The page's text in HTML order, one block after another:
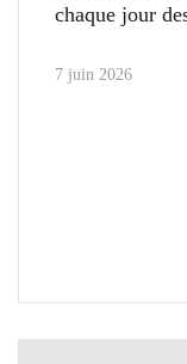
chaque jour
7 juin 2026